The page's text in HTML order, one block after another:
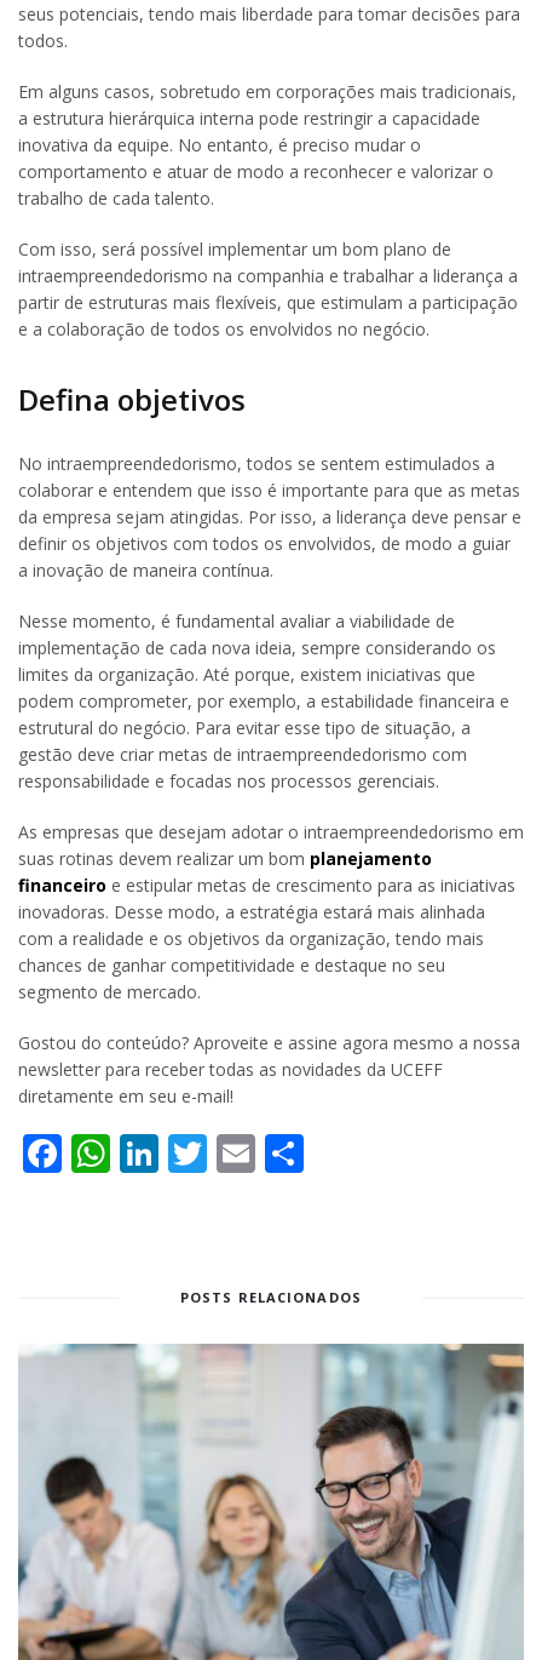
seus potenciais, tendo mais liberdade para tomar decisões para
todos.
Em alguns casos, sobretudo em corporações mais tradicionais,
a estrutura hierárquica interna pode restringir a capacidade
inovativa da equipe. No entanto, é preciso mudar o
comportamento e atuar de modo a reconhecer e valorizar o
trabalho de cada talento.
Com isso, será possível implementar um bom plano de
intraempreendedorismo na companhia e trabalhar a liderança a
partir de estruturas mais flexíveis, que estimulam a participação
e a colaboração de todos os envolvidos no negócio.
Defina objetivos
No intraempreendedorismo, todos se sentem estimulados a
colaborar e entendem que isso é importante para que as metas
da empresa sejam atingidas. Por isso, a liderança deve pensar e
definir os objetivos com todos os envolvidos, de modo a guiar
a inovação de maneira contínua.
Nesse momento, é fundamental avaliar a viabilidade de
implementação de cada nova ideia, sempre considerando os
limites da organização. Até porque, existem iniciativas que
podem comprometer, por exemplo, a estabilidade financeira e
estrutural do negócio. Para evitar esse tipo de situação, a
gestão deve criar metas de intraempreendedorismo com
responsabilidade e focadas nos processos gerenciais.
As empresas que desejam adotar o intraempreendedorismo em
suas rotinas devem realizar um bom planejamento
financeiro e estipular metas de crescimento para as iniciativas
inovadoras. Desse modo, a estratégia estará mais alinhada
com a realidade e os objetivos da organização, tendo mais
chances de ganhar competitividade e destaque no seu
segmento de mercado.
Gostou do conteúdo? Aproveite e assine agora mesmo a nossa
newsletter para receber todas as novidades da UCEFF
diretamente em seu e-mail!
Facebook
WhatsApp
LinkedIn
Twitter
Email
POSTS RELACIONADOS